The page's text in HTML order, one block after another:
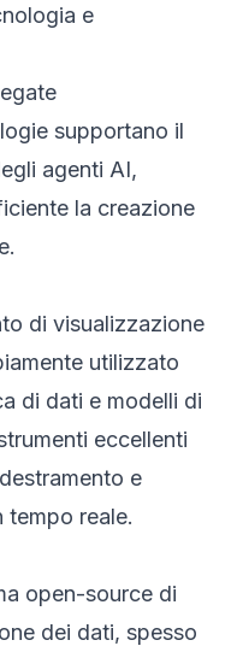
e
supportano il
agenti AI,
la creazione
di visualizzazione
utilizzato
di dati e modelli di
eccellenti
e
tempo reale.
open-source di
dei dati, spesso